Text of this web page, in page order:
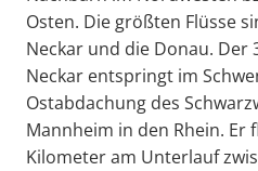
Osten. Die größten Flüsse
Neckar und die Donau. Der
Neckar entspringt im
Ostabdachung des
Mannheim in den Rhein. Er
Kilometer am Unterlauf